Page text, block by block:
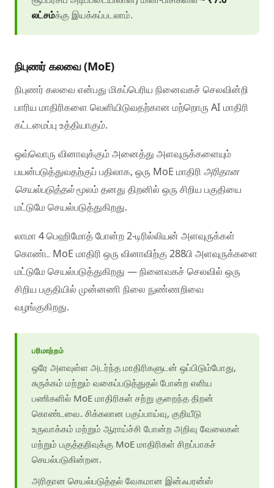
லட்சம்க்கு இயக்கப்படலாம்.
நிபுணர் கலவை (MoE)
நிபுணர் கலவை என்பது மிகப்பெரிய நினைவகச் செலவின்றி
பாரிய மாதிரிகளை வெளியிடுவதற்கான மற்றொரு AI மாதிரி
கட்டமைப்பு உத்தியாகும்.
ஒவ்வொரு வினாவுக்கும் அனைத்து அளவுருக்களையும்
பயன்படுத்துவதற்குப் பதிலாக, ஒரு MoE மாதிரி அரிதான
செயல்படுத்தல்மூலம் தனது திறனில் ஒரு சிறிய பகுதியை
மட்டுமே செயல்படுத்துகிறது.
லாமா 4 பெஹிமோத் போன்ற 2-டிரில்லியன் அளவுருக்கள்
கொண்ட MoE மாதிரி ஒரு வினாவிற்கு 288பி அளவுருக்களை
மட்டுமே செயல்படுத்துகிறது — நினைவகச் செலவில் ஒரு
சிறிய பகுதியில் முன்னணி நிலை நுண்ணறிவை
வழங்குகிறது.
பரிமாற்றம்
ஒரே அளவுள்ள அடர்ந்த மாதிரிகளுடன் ஒப்பிடும்போது,
சுருக்கம் மற்றும் வகைப்படுத்துதல் போன்ற எளிய
பணிகளில் MoE மாதிரிகள் சற்று குறைந்த திறன்
கொண்டவை. சிக்கலான பகுப்பாய்வு, குறியீடு
உருவாக்கம் மற்றும் ஆராய்ச்சி போன்ற அறிவு வேலைகள்
மற்றும் பகுத்தறிவுக்கு MoE மாதிரிகள் சிறப்பாகச்
செயல்படுகின்றன.
அரிதான செயல்படுத்தல் வேகமான இன்ஃபரன்ஸ்